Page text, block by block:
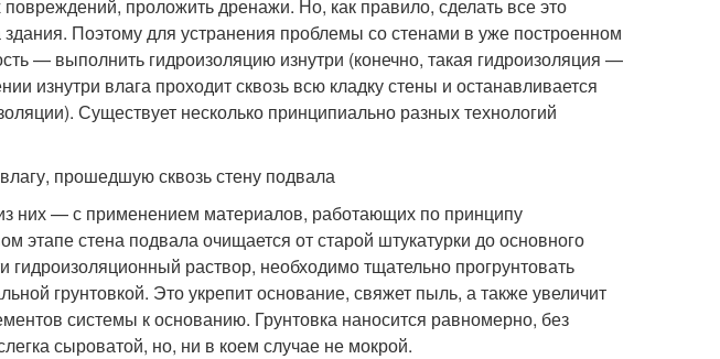
проложить дренажи. Но, как правило, сделать все это
здания. Поэтому для устранения проблемы со стенами в уже построенном
— выполнить гидроизоляцию изнутри (конечно, такая гидроизоляция —
изнутри влага проходит сквозь всю кладку стены и останавливается
Существует несколько принципиально разных технологий
прошедшую сквозь стену подвала
них — с применением материалов, работающих по принципу
этапе стена подвала очищается от старой штукатурки до основного
раствор, необходимо тщательно прогрунтовать
грунтовкой. Это укрепит основание, свяжет пыль, а также увеличит
системы к основанию. Грунтовка наносится равномерно, без
сыроватой, но, ни в коем случае не мокрой.